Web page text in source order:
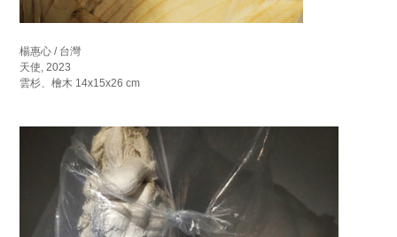
楊惠心 / 台灣
天使, 2023
雲杉、檜木 14x15x26 cm